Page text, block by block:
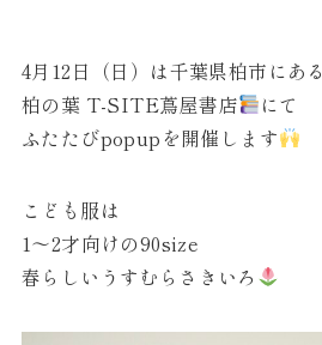
4月12日（日）は千葉県柏市にある
柏の葉 T-SITE蔦屋書店
にて
ふたたびpopupを開催します
こども服は
1〜2才向けの90size
春らしいうすむらさきいろ